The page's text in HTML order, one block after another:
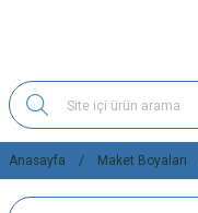
Anasayfa Maket Boyaları